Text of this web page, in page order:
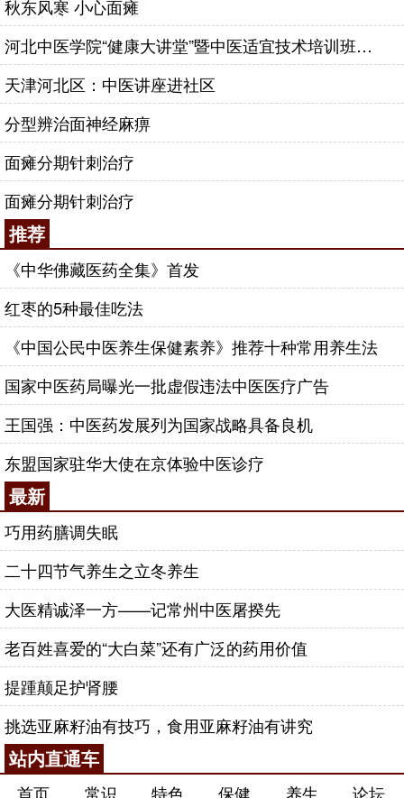
秋东风寒 小心面瘫
河北中医学院“健康大讲堂”暨中医适宜技术培训班走进涉县
天津河北区：中医讲座进社区
分型辨治面神经麻痹
面瘫分期针刺治疗
面瘫分期针刺治疗
推荐
《中华佛藏医药全集》首发
红枣的5种最佳吃法
《中国公民中医养生保健素养》推荐十种常用养生法
国家中医药局曝光一批虚假违法中医医疗广告
王国强：中医药发展列为国家战略具备良机
东盟国家驻华大使在京体验中医诊疗
最新
巧用药膳调失眠
二十四节气养生之立冬养生
大医精诚泽一方——记常州中医屠揆先
老百姓喜爱的“大白菜”还有广泛的药用价值
提踵颠足护肾腰
挑选亚麻籽油有技巧，食用亚麻籽油有讲究
站内直通车
首页 常识 特色 保健 养生 论坛